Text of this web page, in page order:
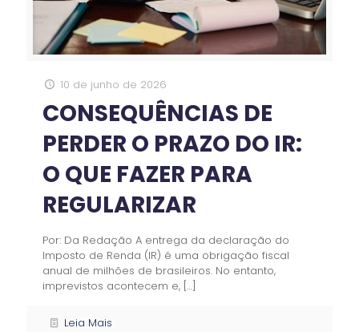
10 de junho de 2026
CONSEQUÊNCIAS DE
PERDER O PRAZO DO IR:
O QUE FAZER PARA
REGULARIZAR
Por: Da Redação A entrega da declaração do
Imposto de Renda (IR) é uma obrigação fiscal
anual de milhões de brasileiros. No entanto,
imprevistos acontecem e, […]
Leia Mais